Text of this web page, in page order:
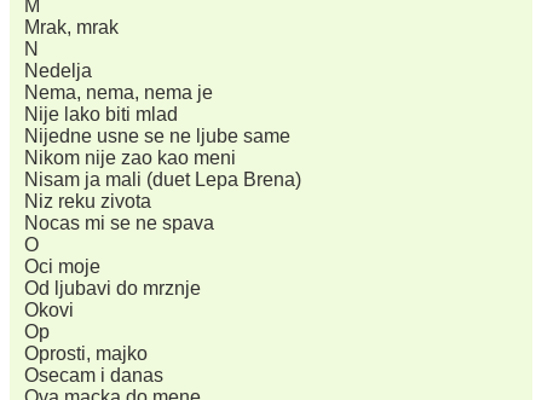
M
Mrak, mrak
N
Nedelja
Nema, nema, nema je
Nije lako biti mlad
Nijedne usne se ne ljube same
Nikom nije zao kao meni
Nisam ja mali (duet Lepa Brena)
Niz reku zivota
Nocas mi se ne spava
O
Oci moje
Od ljubavi do mrznje
Okovi
Op
Oprosti, majko
Osecam i danas